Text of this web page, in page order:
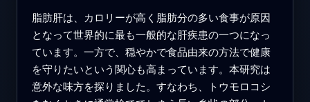
脂肪肝は、カロリーが高く脂肪分の多い食事が原因
となって世界的に最も一般的な肝疾患の一つになっ
ています。一方で、穏やかで食品由来の方法で健康
を守りたいという関心も高まっています。本研究は
意外な味方を探りました。すなわち、トウモロコシ